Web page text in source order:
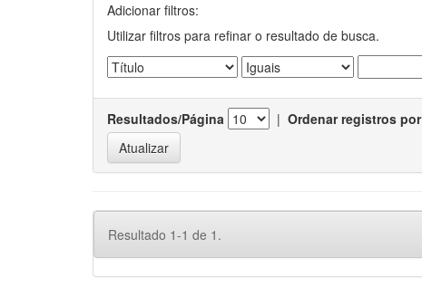
Adicionar filtros:
Utilizar filtros para refinar o resultado de busca.
Resultados/Página | Ordenar registros por
Resultado 1-1 de 1.